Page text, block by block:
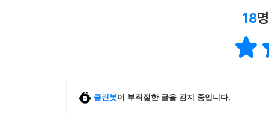
18
클린봇이 부적절한 글을 감지 중입니다.